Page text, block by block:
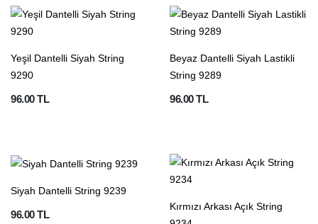
Yeşil Dantelli Siyah String
9290
96.00 TL
Beyaz Dantelli Siyah Lastikli
String 9289
96.00 TL
Siyah Dantelli String 9239
96.00 TL
Kırmızı Arkası Açık String